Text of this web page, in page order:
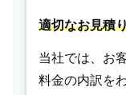
適切なお見積
当社では、お
料金の内訳を